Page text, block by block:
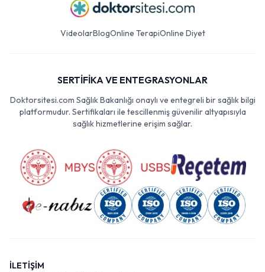
VideolarBlogOnline TerapiOnline Diyet
SERTİFİKA VE ENTEGRASYONLAR
Doktorsitesi.com Sağlık Bakanlığı onaylı ve entegreli bir sağlık bilgi
platformudur. Sertifikaları ile tescillenmiş güvenilir altyapısıyla
sağlık hizmetlerine erişim sağlar.
İLETİŞİM